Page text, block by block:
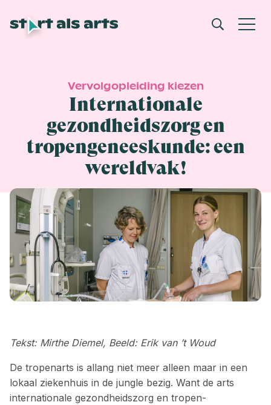
Vervolgopleiding kiezen
Internationale
gezondheidszorg en
tropengeneeskunde: een
wereldvak!
Tekst: Mirthe Diemel, Beeld: Erik van ’t Woud
De tropenarts is allang niet meer alleen maar in een
lokaal ziekenhuis in de jungle bezig. Want de arts
internationale gezondheidszorg en tropen­